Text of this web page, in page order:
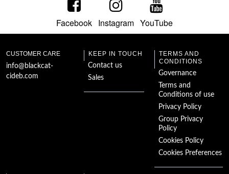
Facebook Instagram YouTube